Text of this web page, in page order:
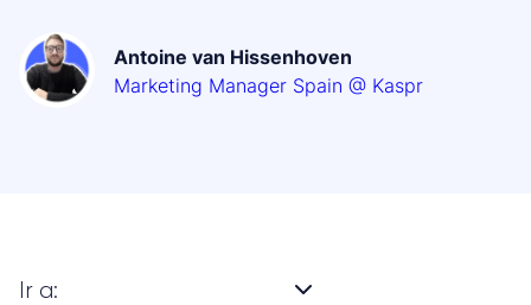
Antoine van Hissenhoven
Marketing Manager Spain @ Kaspr
Ir a: